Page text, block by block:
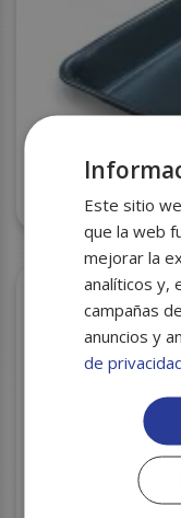
BANDEJA
Este sitio
que la web
mejorar la
analíticos y,
campañas
anuncios y
de